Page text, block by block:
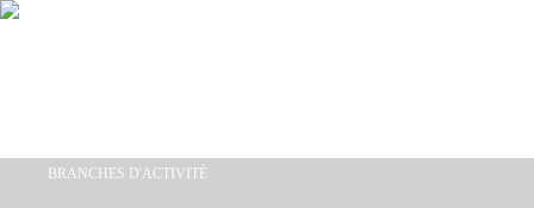
Aller au contenu principal
BRANCHES D'ACTIVITÉ